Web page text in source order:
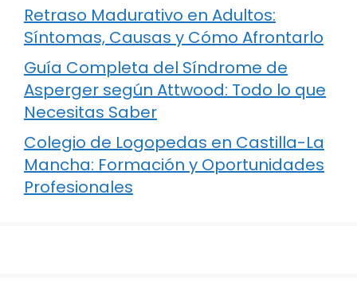
Retraso Madurativo en Adultos:
Síntomas, Causas y Cómo Afrontarlo
Guía Completa del Síndrome de
Asperger según Attwood: Todo lo que
Necesitas Saber
Colegio de Logopedas en Castilla-La
Mancha: Formación y Oportunidades
Profesionales